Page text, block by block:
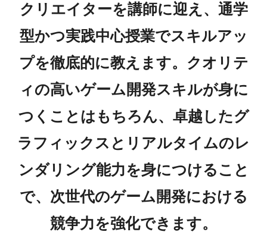
クリエイターを講師に迎え、通学
型かつ実践中心授業でスキルアッ
プを徹底的に教えます。クオリテ
ィの高いゲーム開発スキルが身に
つくことはもちろん、卓越したグ
ラフィックスとリアルタイムのレ
ンダリング能力を身につけること
で、次世代のゲーム開発における
競争力を強化できます。